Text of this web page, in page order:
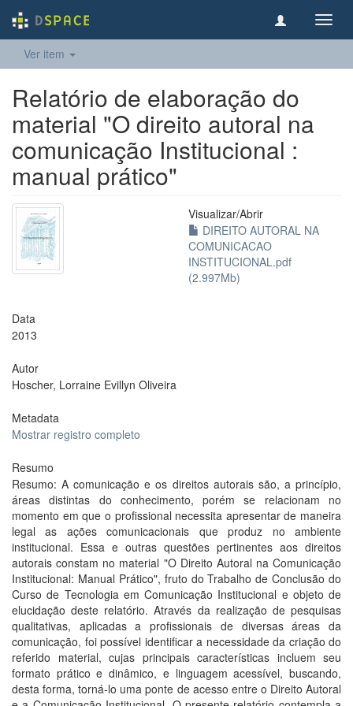
Ver item
Relatório de elaboração do
material "O direito autoral na
comunicação Institucional :
manual prático"
Visualizar/Abrir
DIREITO AUTORAL NA
COMUNICACAO
INSTITUCIONAL.pdf
(2.997Mb)
Data
2013
Autor
Hoscher, Lorraine Evillyn Oliveira
Metadata
Mostrar registro completo
Resumo
Resumo: A comunicação e os direitos autorais são, a princípio,
áreas distintas do conhecimento, porém se relacionam no
momento em que o profissional necessita apresentar de maneira
legal as ações comunicacionais que produz no ambiente
institucional. Essa e outras questões pertinentes aos direitos
autorais constam no material "O Direito Autoral na Comunicação
Institucional: Manual Prático", fruto do Trabalho de Conclusão do
Curso de Tecnologia em Comunicação Institucional e objeto de
elucidação deste relatório. Através da realização de pesquisas
qualitativas, aplicadas a profissionais de diversas áreas da
comunicação, foi possível identificar a necessidade da criação do
referido material, cujas principais características incluem seu
formato prático e dinâmico, e linguagem acessível, buscando,
desta forma, torná-lo uma ponte de acesso entre o Direito Autoral